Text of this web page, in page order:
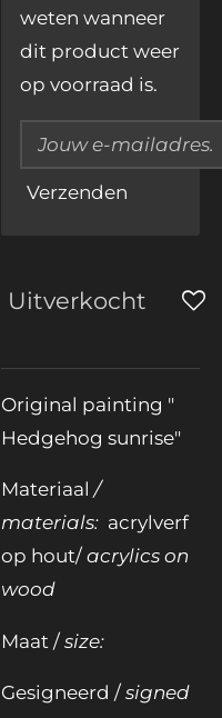
weten wanneer
dit product weer
op voorraad is.
Verzenden
Uitverkocht
Original painting "
Hedgehog sunrise"
Materiaal/
materials: acrylverf
op hout/ acrylics on
wood
Maat / size:
Gesigneerd / signed